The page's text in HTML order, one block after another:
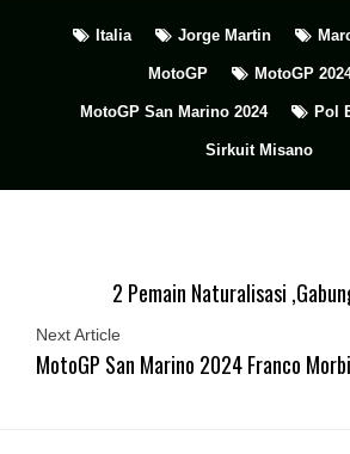
Italia Jorge Martin
MotoGP MotoGP
MotoGP San Marino 2024 Pol
Sirkuit Misano
2 Pemain Naturalisasi
Next Article
MotoGP San Marino 2024 Franco